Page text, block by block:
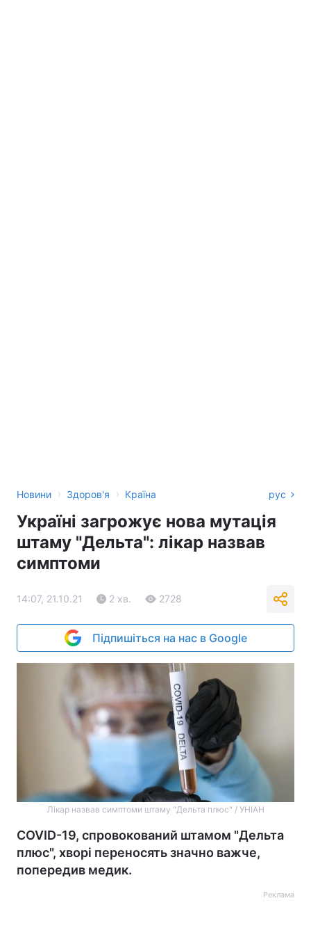
Новини › Здоров'я › Країна рус
Україні загрожує нова мутація
штаму "Дельта": лікар назвав
симптоми
14:07, 21.10.21 2 хв. 2728
Підпишіться на нас в Google
Лікар назвав симптоми штаму "Дельта плюс" / УНІАН
COVID-19, спровокований штамом "Дельта
плюс", хворі переносять значно важче,
попередив медик.
Реклама